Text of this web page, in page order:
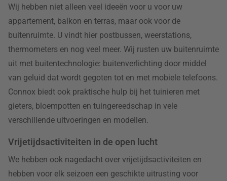
Wij hebben niet alleen veel ideeën voor u voor uw
appartement, balkon en terras, maar ook voor de
buitenruimte. U vindt hier postbussen, weerstations,
thermometers en nog veel meer. Wij rusten uw buitenruimte
uit met buitentechnologie: buitenverlichting door middel
van geluid dat wordt gegoten tot en met mobiele telefoons.
Connox biedt ook praktische hulp bij het tuinieren met
gieters, bloempotten en tuingereedschap in vele
verschillende uitvoeringen en modellen.
Vrijetijdsactiviteiten in de open lucht
We hebben ook nagedacht over vrijetijdsactiviteiten en
hebben voor elk seizoen een geschikte uitrusting voor